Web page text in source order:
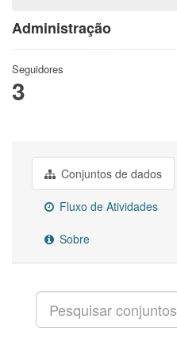
Administração
Seguidores
3
Conjuntos de dados
Fluxo de Atividades
Sobre